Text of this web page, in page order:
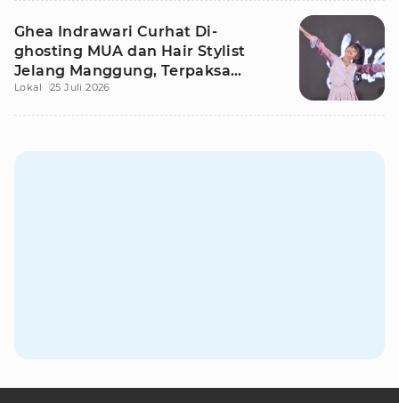
Ghea Indrawari Curhat Di-
ghosting MUA dan Hair Stylist
Jelang Manggung, Terpaksa
Dandan Sendiri
Lokal 25 Juli 2026